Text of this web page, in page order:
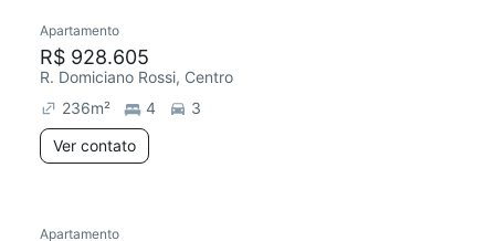
Apartamento
R$ 928.605
R. Domiciano Rossi, Centro
236m² 4
3
Ver contato
Apartamento